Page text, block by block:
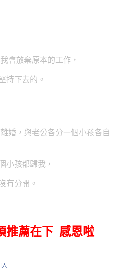
會放棄原本的工作，
持下去的。
婚，與老公各分一個小孩各自
小孩都歸我，
有分開。
推薦在下 感恩啦
入